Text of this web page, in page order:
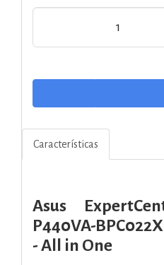
Características
Asus
P440VA-
- All in One